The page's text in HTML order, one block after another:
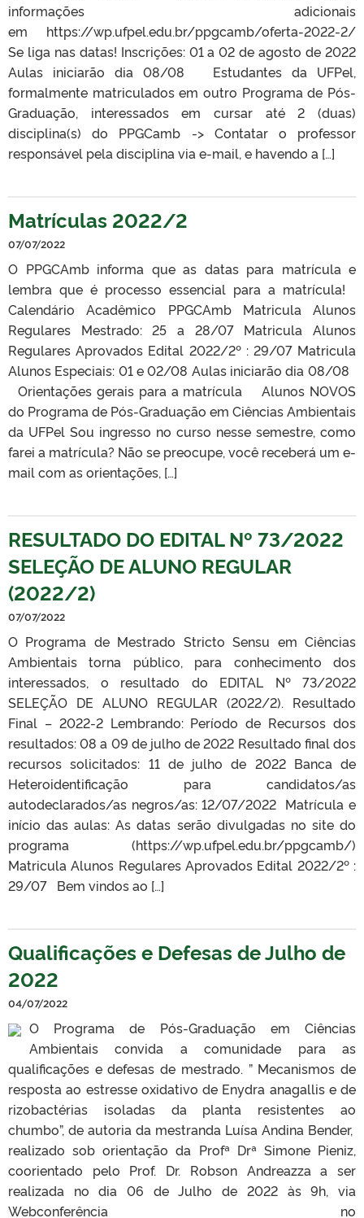
informações adicionais
em https://wp.ufpel.edu.br/ppgcamb/oferta-2022-2/
Se liga nas datas! Inscrições: 01 a 02 de agosto de 2022
Aulas iniciarão dia 08/08 Estudantes da UFPel,
formalmente matriculados em outro Programa de Pós-
Graduação, interessados em cursar até 2 (duas)
disciplina(s) do PPGCamb -> Contatar o professor
responsável pela disciplina via e-mail, e havendo a […]
Matrículas 2022/2
07/07/2022
O PPGCAmb informa que as datas para matrícula e
lembra que é processo essencial para a matrícula!
Calendário Acadêmico PPGCAmb Matricula Alunos
Regulares Mestrado: 25 a 28/07 Matricula Alunos
Regulares Aprovados Edital 2022/2º : 29/07 Matricula
Alunos Especiais: 01 e 02/08 Aulas iniciarão dia 08/08
Orientações gerais para a matrícula Alunos NOVOS
do Programa de Pós-Graduação em Ciências Ambientais
da UFPel Sou ingresso no curso nesse semestre, como
farei a matrícula? Não se preocupe, você receberá um e-
mail com as orientações, […]
RESULTADO DO EDITAL Nº 73/2022
SELEÇÃO DE ALUNO REGULAR
(2022/2)
07/07/2022
O Programa de Mestrado Stricto Sensu em Ciências
Ambientais torna público, para conhecimento dos
interessados, o resultado do EDITAL Nº 73/2022
SELEÇÃO DE ALUNO REGULAR (2022/2). Resultado
Final – 2022-2 Lembrando: Período de Recursos dos
resultados: 08 a 09 de julho de 2022 Resultado final dos
recursos solicitados: 11 de julho de 2022 Banca de
Heteroidentificação para candidatos/as
autodeclarados/as negros/as: 12/07/2022 Matrícula e
início das aulas: As datas serão divulgadas no site do
programa (https://wp.ufpel.edu.br/ppgcamb/)
Matricula Alunos Regulares Aprovados Edital 2022/2º :
29/07 Bem vindos ao […]
Qualificações e Defesas de Julho de
2022
04/07/2022
O Programa de Pós-Graduação em Ciências
Ambientais convida a comunidade para as
qualificações e defesas de mestrado. ” Mecanismos de
resposta ao estresse oxidativo de Enydra anagallis e de
rizobactérias isoladas da planta resistentes ao
chumbo”, de autoria da mestranda Luísa Andina Bender,
realizado sob orientação da Profª Drª Simone Pieniz,
coorientado pelo Prof. Dr. Robson Andreazza a ser
realizada no dia 06 de Julho de 2022 às 9h, via
Webconferência no